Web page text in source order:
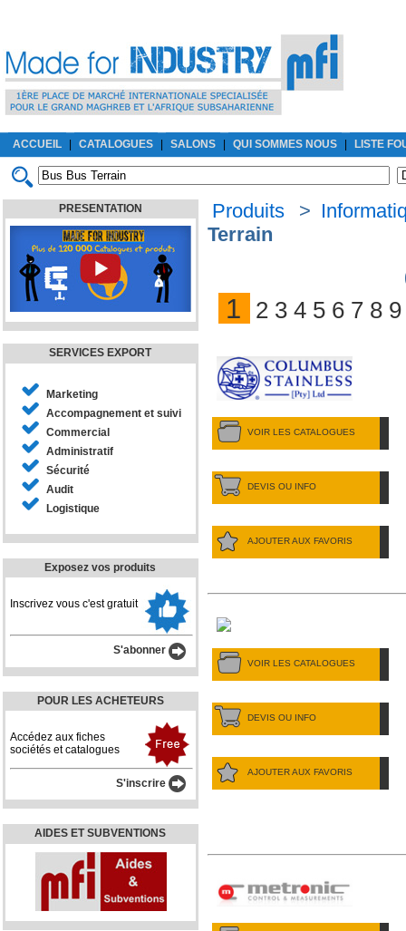
ACCUEIL CATALOGUES SALONS QUI SOMMES NOUS LISTE
PRESENTATION
SERVICES EXPORT
Marketing
Accompagnement et suivi
Commercial
Administratif
Sécurité
Audit
Logistique
Exposez vos produits
Inscrivez vous c'est gratuit
S'abonner
POUR LES ACHETEURS
Accédez aux fiches
sociétés et catalogues
S'inscrire
AIDES ET SUBVENTIONS
Produits >
Terrain
1 2 3 4 5 6 7 8 9
VOIR LES CATALOGUES
DEVIS OU INFO
AJOUTER AUX FAVORIS
VOIR LES CATALOGUES
DEVIS OU INFO
AJOUTER AUX FAVORIS